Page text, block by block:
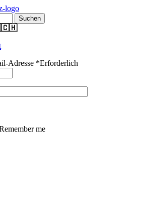
Suchen
Adresse *Erforderlich
me